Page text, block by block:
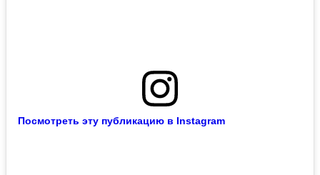
Посмотреть эту публикацию в Instagram